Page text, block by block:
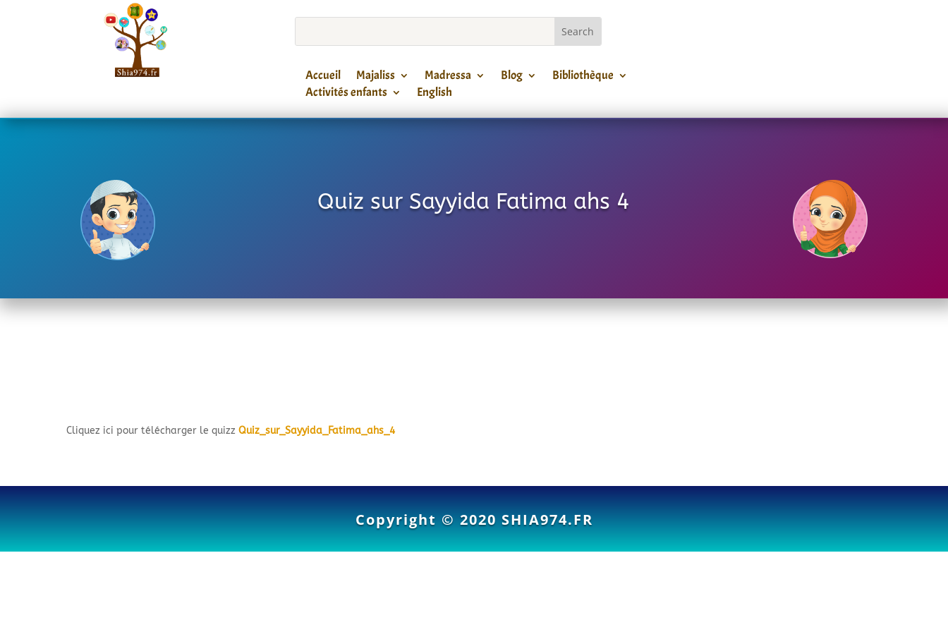
Accueil Majaliss Madressa Blog
Bibliothèque
Activités enfants
English
Quiz sur Sayyida Fatima ahs 4
Cliquez ici pour télécharger le quizzQuiz_sur_Sayyida_Fatima_ahs_4
Copyright © 2020SHIA974.FR